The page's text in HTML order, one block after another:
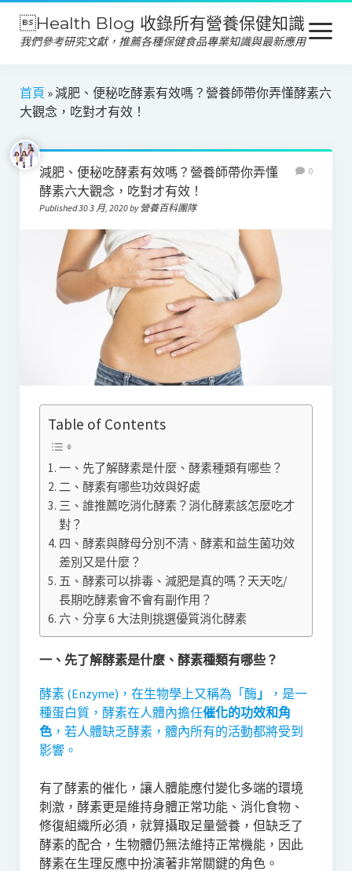
Health Blog 收錄所有營養保健知識
我們參考研究文獻，推薦各種保健食品專業知識與最新應用
open
menu
營養保健
產品推薦
美容保養
首頁 »減肥、便秘吃酵素有效嗎？營養師帶你弄懂酵素六
大觀念，吃對才有效！
減肥、便秘吃酵素有效嗎？營養師帶你弄懂
酵素六大觀念，吃對才有效！
Published 30 3 月, 2020 by 營養百科團隊
0
Table of Contents
一、先了解酵素是什麼、酵素種類有哪些？
二、酵素有哪些功效與好處
三、誰推薦吃消化酵素？消化酵素該怎麼吃才
對？
四、酵素與酵母分別不清、酵素和益生菌功效
差別又是什麼？
五、酵素可以排毒、減肥是真的嗎？天天吃/
長期吃酵素會不會有副作用？
六、分享 6 大法則挑選優質消化酵素
一、先了解酵素是什麼、酵素種類有哪些？
酵素 (Enzyme)，在生物學上又稱為「酶」
，是一
種蛋白質，酵素在人體內擔任催化的功效和角
色，若人體缺乏酵素，體內所有的活動都將受到
影響。
有了酵素的催化，讓人體能應付變化多端的環境
刺激，酵素更是維持身體正常功能、消化食物、
修復組織所必須，就算攝取足量營養，但缺乏了
酵素的配合，生物體仍無法維持正常機能，因此
酵素在生理反應中扮演著非常關鍵的角色。